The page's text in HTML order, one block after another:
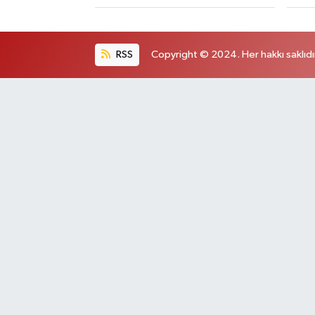
RSS Copyright © 2024. Her hakkı